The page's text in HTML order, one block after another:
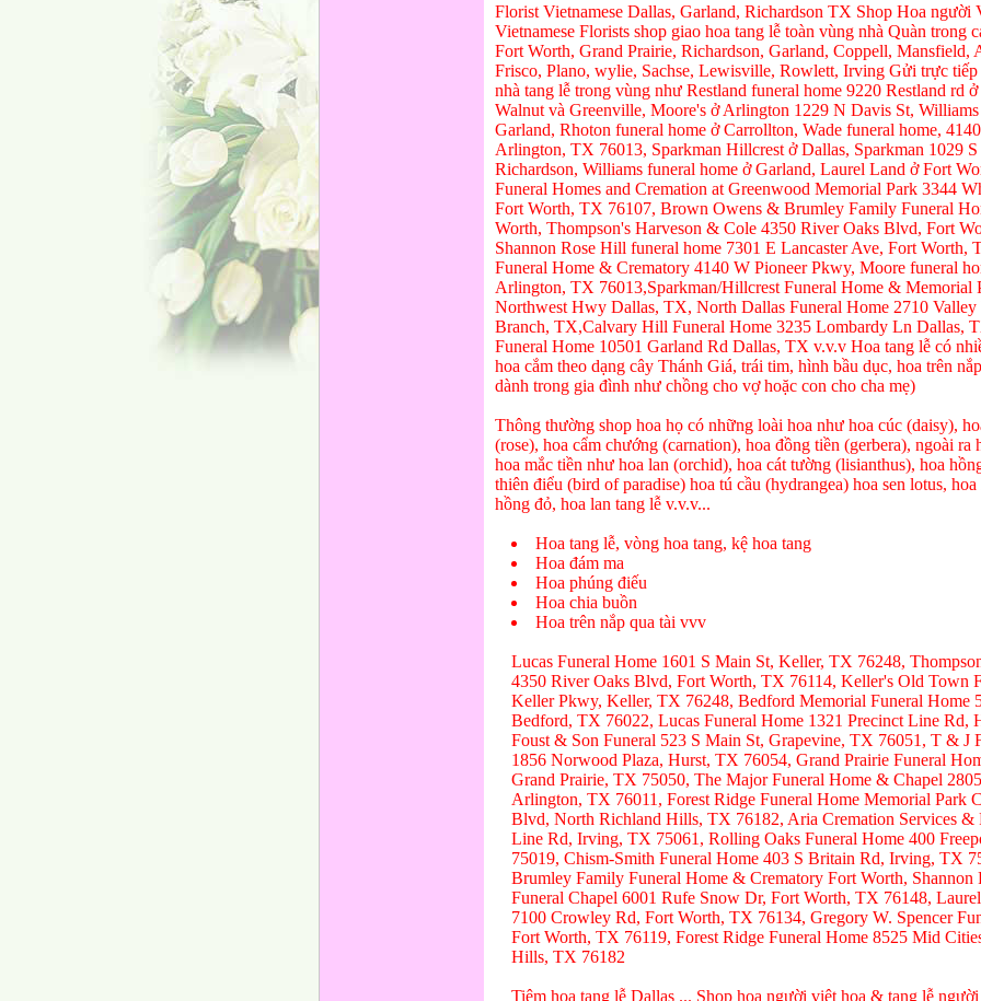
Florist Vietnamese Dallas, Garland, Richardson TX Shop Hoa người
Vietnamese Florists shop giao hoa tang lễ toàn vùng nhà Quàn trong
Fort Worth, Grand Prairie, Richardson, Garland, Coppell, Mansfield,
Frisco, Plano, wylie, Sachse, Lewisville, Rowlett, Irving Gửi trực tiếp
nhà tang lễ trong vùng như Restland funeral home 9220 Restland rd
Walnut và Greenville, Moore's ở Arlington 1229 N Davis St,
Garland, Rhoton funeral home ở Carrollton, Wade funeral home,
Arlington, TX 76013, Sparkman Hillcrest ở Dallas, Sparkman 1029
Richardson, Williams funeral home ở Garland, Laurel Land ở Fort
Funeral Homes and Cremation at Greenwood Memorial Park 3344
Fort Worth, TX 76107, Brown Owens & Brumley Family Funeral
Worth, Thompson's Harveson & Cole 4350 River Oaks Blvd, Fort
Shannon Rose Hill funeral home 7301 E Lancaster Ave, Fort Worth,
Funeral Home & Crematory 4140 W Pioneer Pkwy, Moore funeral
Arlington, TX 76013,Sparkman/Hillcrest Funeral Home & Memorial
Northwest Hwy Dallas, TX, North Dallas Funeral Home 2710
Branch, TX,Calvary Hill Funeral Home 3235 Lombardy Ln Dallas,
Funeral Home 10501 Garland Rd Dallas, TX v.v.v Hoa tang lễ có
hoa cắm theo dạng cây Thánh Giá, trái tim, hình bầu dục, hoa trên
dành trong gia đình như chồng cho vợ hoặc con cho cha mẹ)
Thông thường shop hoa họ có những loài hoa như hoa cúc (daisy),
(rose), hoa cẩm chướng (carnation), hoa đồng tiền (gerbera), ngoài ra
hoa mắc tiền như hoa lan (orchid), hoa cát tường (lisianthus), hoa
thiên điểu (bird of paradise) hoa tú cầu (hydrangea) hoa sen lotus,
hồng đỏ, hoa lan tang lễ v.v.v...
Hoa tang lễ, vòng hoa tang, kệ hoa tang
Hoa đám ma
Hoa phúng điếu
Hoa chia buồn
Hoa trên nắp qua tài vvv
Lucas Funeral Home 1601 S Main St, Keller, TX 76248,
4350 River Oaks Blvd, Fort Worth, TX 76114, Keller's Old Town
Keller Pkwy, Keller, TX 76248, Bedford Memorial Funeral Home
Bedford, TX 76022, Lucas Funeral Home 1321 Precinct Line Rd,
Foust & Son Funeral 523 S Main St, Grapevine, TX 76051, T & J
1856 Norwood Plaza, Hurst, TX 76054, Grand Prairie Funeral
Grand Prairie, TX 75050, The Major Funeral Home & Chapel
Arlington, TX 76011, Forest Ridge Funeral Home Memorial Park
Blvd, North Richland Hills, TX 76182, Aria Cremation Services &
Line Rd, Irving, TX 75061, Rolling Oaks Funeral Home 400
75019, Chism-Smith Funeral Home 403 S Britain Rd, Irving, TX
Brumley Family Funeral Home & Crematory Fort Worth,
Funeral Chapel 6001 Rufe Snow Dr, Fort Worth, TX 76148,
7100 Crowley Rd, Fort Worth, TX 76134, Gregory W. Spencer
Fort Worth, TX 76119, Forest Ridge Funeral Home 8525 Mid
Hills, TX 76182
Tiệm hoa tang lễ Dallas ... Shop hoa người việt hoa & tang lễ